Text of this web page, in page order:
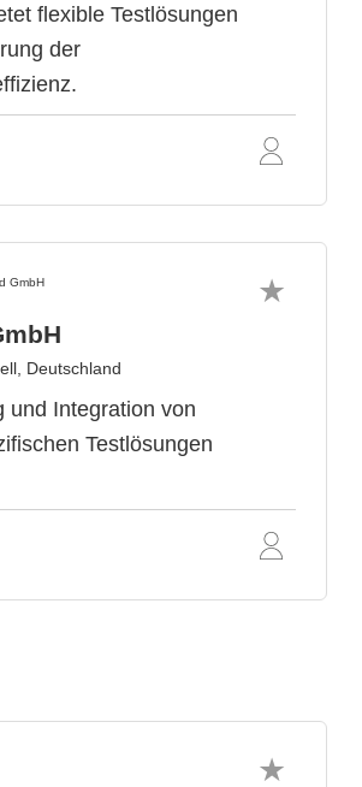
flexible Testlösungen
der
Deutschland
und Integration von
Testlösungen